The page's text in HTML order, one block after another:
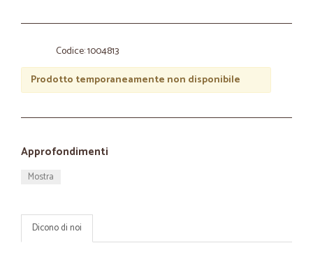
Codice: 1004813
Prodotto temporaneamente non disponibile
Approfondimenti
Mostra
Dicono di noi